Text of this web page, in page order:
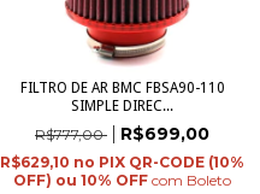
FILTRO DE AR BMC FBSA90-110
SIMPLE DIREC...
R$777,00 R$699,00
R$629,10
com Boleto